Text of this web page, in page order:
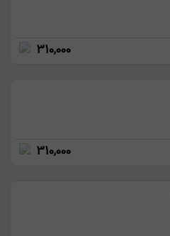
310,000
310,000